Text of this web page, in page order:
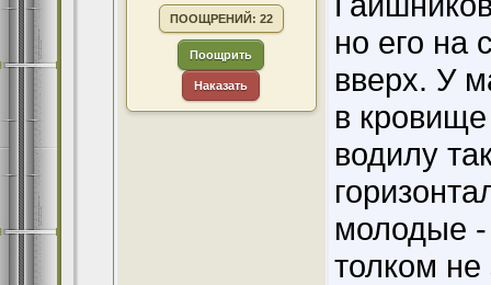
ПООЩРЕНИЙ: 22
Поощрить
Наказать
но его на
вверх. У
в
водилу
молодые -
толком